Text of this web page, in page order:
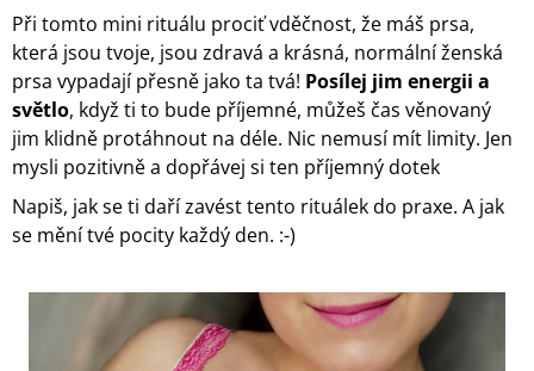
Při tomto mini rituálu prociť vděčnost, že máš prsa,
která jsou tvoje, jsou zdravá a krásná, normální ženská
prsa vypadají přesně jako ta tvá! Posílej jim energii a
světlo, když ti to bude příjemné, můžeš čas věnovaný
jim klidně protáhnout na déle. Nic nemusí mít limity. Jen
mysli pozitivně a dopřávej si ten příjemný dotek
Napiš, jak se ti daří zavést tento rituálek do praxe. A jak
se mění tvé pocity každý den. :-)